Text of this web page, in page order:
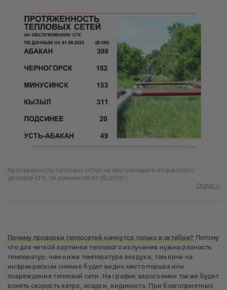
Протяженность тепловых сетей на обслуживании Абаканского
филиала СГК, по данным на 07.09.2020 г.
Скачать
Почему проверки теплосетей начнутся только в октябре? Потому
что для четкой картинки теплового излучения нужна разность
температур: чем ниже температура воздуха, тем ярче на
инфракрасном снимке будет видно место порыва или
повреждения тепловой сети. На график аэросъемки также будет
влиять скорость ветра, осадки, видимость. При благоприятных